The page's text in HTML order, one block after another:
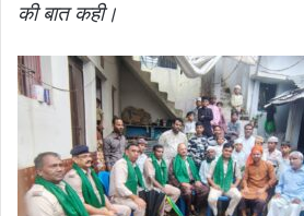
की बात कही।